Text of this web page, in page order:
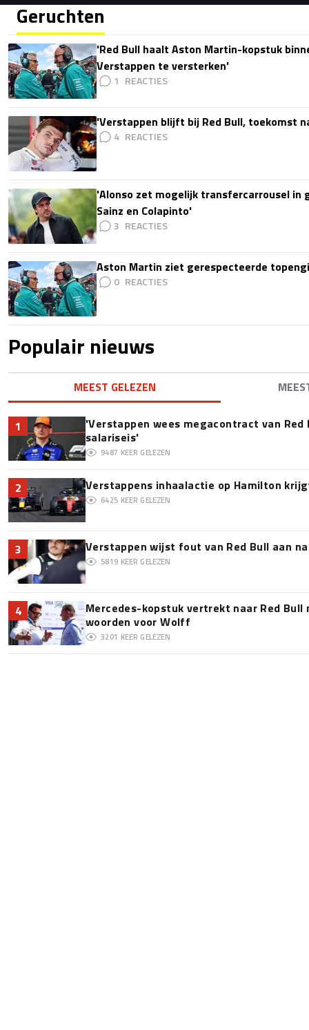
Geruchten
'Red Bull haalt Aston Martin-kopstuk
Verstappen te versterken'
1
'Verstappen blijft bij Red Bull, toekomst
4
'Alonso zet mogelijk transfercarrousel in
Sainz en Colapinto'
3
Aston Martin ziet gerespecteerde
0
Populair nieuws
MEEST GELEZEN
1
'Verstappen wees megacontract van
salariseis'
9487 KEER GELEZEN
2 Verstappens inhaalactie op Hamilton
6425 KEER GELEZEN
3 Verstappen wijst fout van Red Bull aan
5819 KEER GELEZEN
4
Mercedes-kopstuk vertrekt naar Red
woorden voor Wolff
3201 KEER GELEZEN